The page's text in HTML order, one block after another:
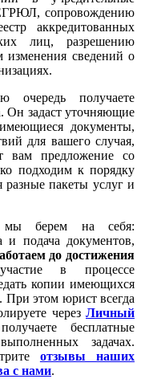
сопровождению
аккредитованных
лиц, разрешению
изменения сведений о
получаете
Он задаст уточняющие
документы,
для вашего случая,
вам предложение со
подходим к порядку
разные пакеты услуг и
берем на себя:
и подача документов,
до достижения
в процессе
копии имеющихся
При этом юрист всегда
через Личный
бесплатные
задачах.
отзывы наших
с нами.